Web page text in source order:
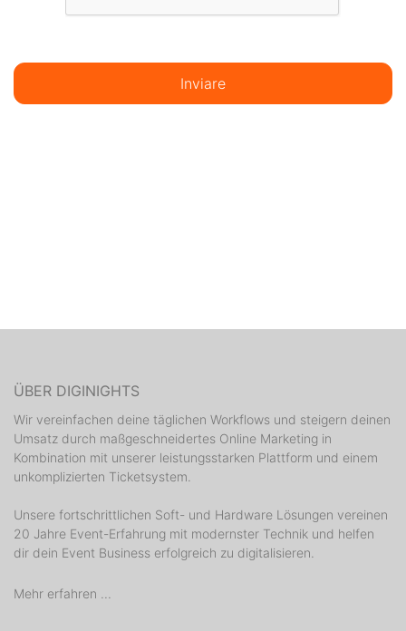
Inviare
ÜBER DIGINIGHTS
Wir vereinfachen deine täglichen Workflows und steigern deinen
Umsatz durch maßgeschneidertes Online Marketing in
Kombination mit unserer leistungsstarken Plattform und einem
unkomplizierten Ticketsystem.
Unsere fortschrittlichen Soft- und Hardware Lösungen vereinen
20 Jahre Event-Erfahrung mit modernster Technik und helfen
dir dein Event Business erfolgreich zu digitalisieren.
Mehr erfahren ...